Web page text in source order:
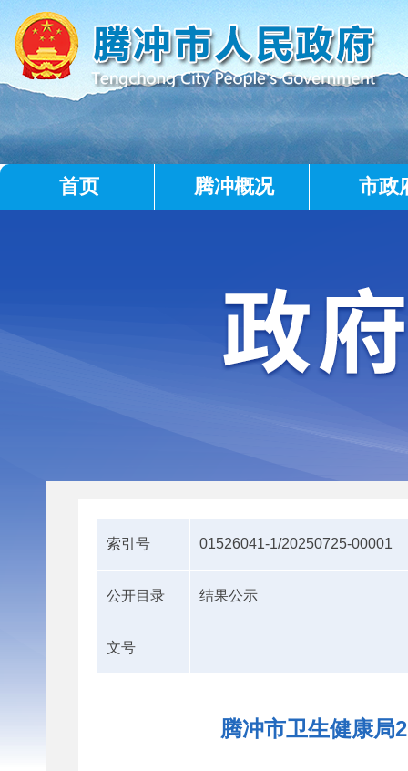
首页 腾冲概况 市政
索引号 01526041-1/20250725-00001
公开目录 结果公示
文号
腾冲市卫生健康局